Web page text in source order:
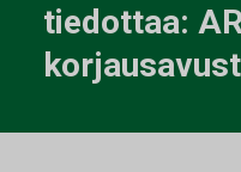
tiedottaa: